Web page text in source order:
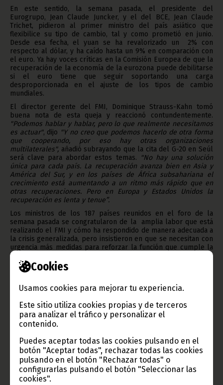
Cookies
Usamos cookies para mejorar tu experiencia.
Este sitio utiliza cookies propias y de terceros
para analizar el tráfico y personalizar el
contenido.
Puedes aceptar todas las cookies pulsando en el
botón "Aceptar todas", rechazar todas las cookies
pulsando en el botón "Rechazar todas" o
configurarlas pulsando el botón "Seleccionar las
cookies".
En este sentido, la semana pasada, el presidente del
Eurogrupo, Jean Claude Juncker, y el del BCE, Jean Claude
Trichet, pidieron al primer ministro del país asiático que
flexibilice su tipo de cambio, tal y como prometió en junio.
Desde esa fecha, el yuan se ha revalorizado un 2% con
respecto al dólar, y ha caído hasta un 9% en comparación con
el euro. Ya hay voces críticas en la Comisión Europea de que la
recuperación de la economía de la eurozona puede debilitarse
si el euro tiene que seguir soportando una carga
desproporcionada en el ajuste de los tipos de cambio
mundiales.
El director gerente del FMI, Dominique Strauss-Kahn tomó
buena nota de esta queja y reaccionó contundentemente.
"Podemos hablar y hablar, pero lo que realmente necesitamos
es actuar", dijo "Y no creo que podemos hacerlo de otra forma
que cooperando, por eso hay otras organizaciones
multilaterales", añadió subrayando que la cita del G-20 en Seúl
será clave para abordar estos temas.
"No hay una solución
única para cada país. La recuperación avanza bien en Asia y
América del Sur, y en los países de África subsahariana el
crecimiento está aumentando a un ritmo más rápido que en
otras recuperaciones. Pero en Europa y Estados Unidos la
recuperación es lenta y tenue”.
Los ministros de los 187 países reunidos en el foro de la
semana pasada se congratularon de la amplia labor que está
realizando el FMI y cómo ha respondido de manera adecuada a
la crisis generalizada, pero insistieron en que se necesitan con
urgencia más medidas para reforzar la función que cumple la
institución y su eficacia como órgano mundial de supervisión
financiera.
Gobierno e Instituciones
Información de Guinea Ecuatorial